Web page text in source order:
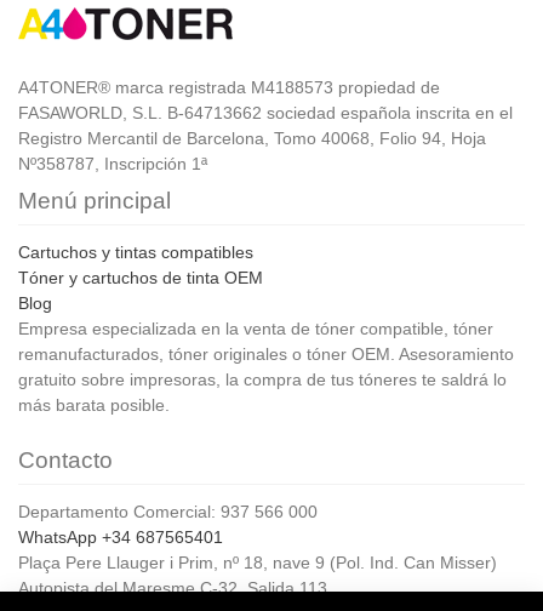
A4TONER® marca registrada M4188573 propiedad de
FASAWORLD, S.L. B-64713662 sociedad española inscrita en el
Registro Mercantil de Barcelona, Tomo 40068, Folio 94, Hoja
Nº358787, Inscripción 1ª
Menú principal
Cartuchos y tintas compatibles
Tóner y cartuchos de tinta OEM
Blog
Empresa especializada en la venta de tóner compatible, tóner
remanufacturados, tóner originales o tóner OEM. Asesoramiento
gratuito sobre impresoras, la compra de tus tóneres te saldrá lo
más barata posible.
Contacto
Departamento Comercial: 937 566 000
WhatsApp +34 687565401
Plaça Pere Llauger i Prim, nº 18, nave 9 (Pol. Ind. Can Misser)
Autopista del Maresme C-32, Salida 113